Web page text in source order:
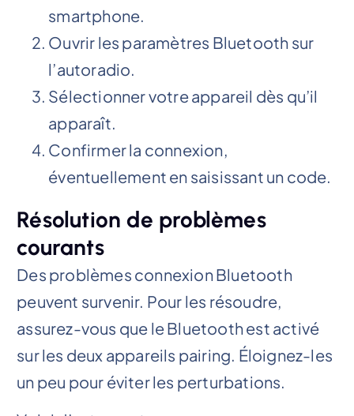
smartphone.
Ouvrir les paramètres Bluetooth sur
l’autoradio.
Sélectionner votre appareil dès qu’il
apparaît.
Confirmer la connexion,
éventuellement en saisissant un code.
Résolution de problèmes
courants
Des problèmes connexion Bluetooth
peuvent survenir. Pour les résoudre,
assurez-vous que le Bluetooth est activé
sur les deux appareils pairing. Éloignez-les
un peu pour éviter les perturbations.